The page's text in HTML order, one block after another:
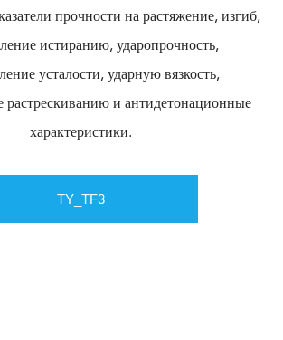
прочности на растяжение, изгиб,
истиранию, ударопрочность,
усталости, ударную вязкость,
растрескиванию и антидетонационные
характеристики.
TY_TF3